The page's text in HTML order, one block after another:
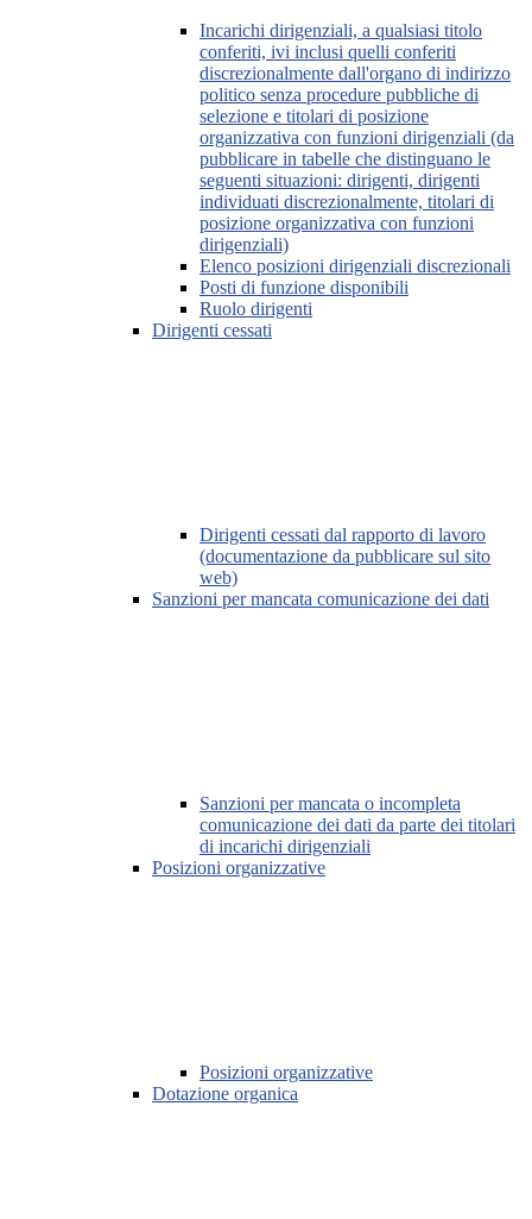
Incarichi dirigenziali, a qualsiasi titolo
conferiti, ivi inclusi quelli conferiti
discrezionalmente dall'organo di indirizzo
politico senza procedure pubbliche di
selezione e titolari di posizione
organizzativa con funzioni dirigenziali (da
pubblicare in tabelle che distinguano le
seguenti situazioni: dirigenti, dirigenti
individuati discrezionalmente, titolari di
posizione organizzativa con funzioni
dirigenziali)
Elenco posizioni dirigenziali discrezionali
Posti di funzione disponibili
Ruolo dirigenti
Dirigenti cessati
Dirigenti cessati dal rapporto di lavoro
(documentazione da pubblicare sul sito
web)
Sanzioni per mancata comunicazione dei dati
Sanzioni per mancata o incompleta
comunicazione dei dati da parte dei titolari
di incarichi dirigenziali
Posizioni organizzative
Posizioni organizzative
Dotazione organica